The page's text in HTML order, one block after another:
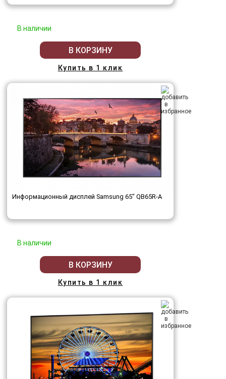
В наличии
В КОРЗИНУ
Купить в 1 клик
Информационный дисплей Samsung 65" QB65R-A
В наличии
В КОРЗИНУ
Купить в 1 клик